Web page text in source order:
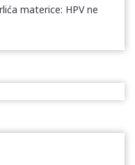
materice: HPV ne